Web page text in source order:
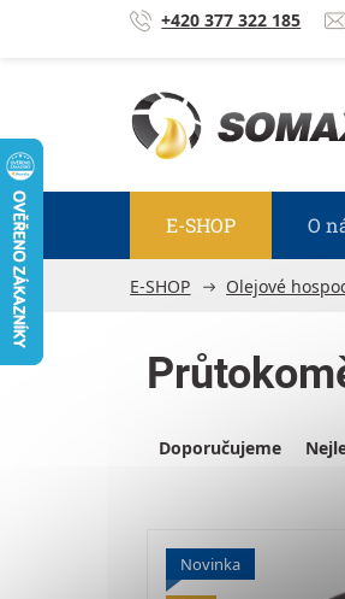
Přejít na obsah +420 377 322 185
E-SHOP O
E-SHOP Olejové
Výpis
Řazení
Doporučujeme
Novinka